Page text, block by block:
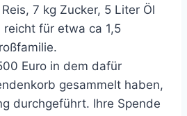
7 kg Zucker, 5 Liter Öl
für etwa ca 1,5
Euro in dem dafür
gesammelt haben,
durchgeführt. Ihre Spende